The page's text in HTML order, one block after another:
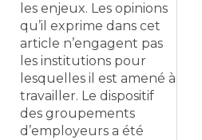
les enjeux. Les opinions
qu’il exprime dans cet
article n’engagent pas
les institutions pour
lesquelles il est amené à
travailler. Le dispositif
des groupements
d’employeurs a été